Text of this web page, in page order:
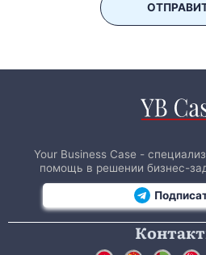
Your Business Case -
помощь в решении бизнес-